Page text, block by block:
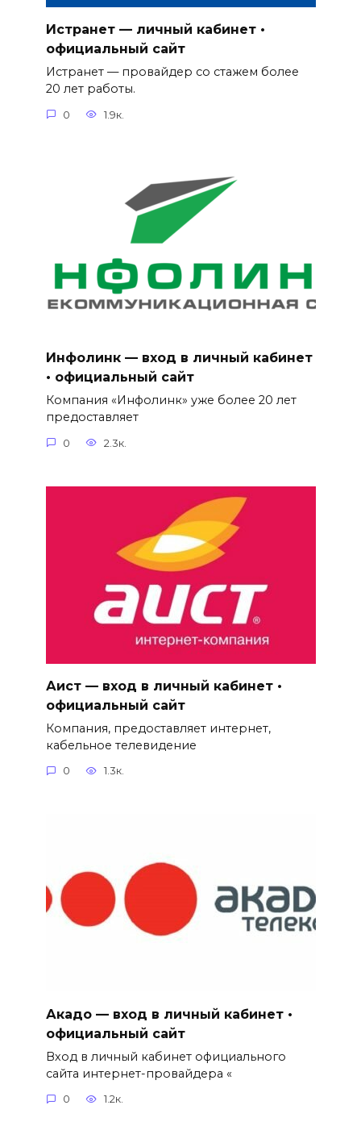
Истранет — личный кабинет •
официальный сайт
Истранет — провайдер со стажем более
20 лет работы.
0 1.9к.
Инфолинк — вход в личный кабинет
• официальный сайт
Компания «Инфолинк» уже более 20 лет
предоставляет
0 2.3к.
Аист — вход в личный кабинет •
официальный сайт
Компания, предоставляет интернет,
кабельное телевидение
0 1.3к.
Акадо — вход в личный кабинет •
официальный сайт
Вход в личный кабинет официального
сайта интернет-провайдера «
0 1.2к.